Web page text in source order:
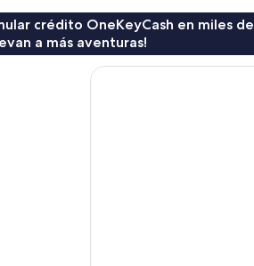
crédito OneKeyCash en miles de
a más aventuras!